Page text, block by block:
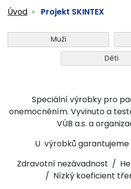
Úvod Projekt SKINTEX
Muži
Děti
Speciální výrobky pro
onemocněním. Vyvinuto a
VÚB a.s. a
U výrobků
Zdravotní nezávadnost /
/ Nízký koeficient